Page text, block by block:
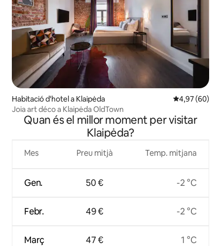
Habitació d'hotel a Klaipėda 4,97 de
4,97 (60)
Joia art déco a Klaipėda OldTown
Quan és el millor moment per visitar
Klaipėda?
Mes
Gen.
Febr.
Març
Preu mitjà
50 €
49 €
47 €
Temp. mitjana
-2 °C
-2 °C
1 °C